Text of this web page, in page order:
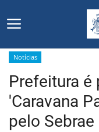
Início
Editais
Notícias
Prefeitura é
'Caravana
pelo Sebrae